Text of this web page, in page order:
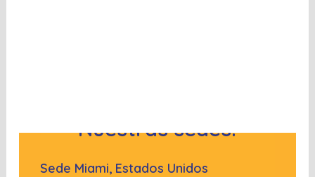
Nuestras sedes:
Sede Miami, Estados Unidos